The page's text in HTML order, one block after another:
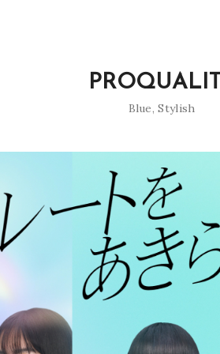
Blue,Stylish